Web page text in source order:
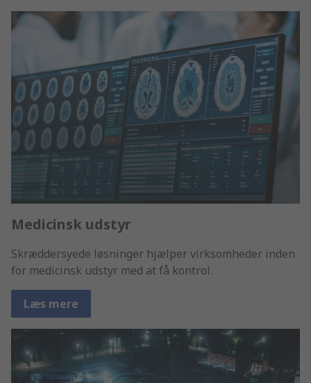
Medicinsk udstyr
Skræddersyede løsninger hjælper virksomheder inden
for medicinsk udstyr med at få kontrol.
Læs mere